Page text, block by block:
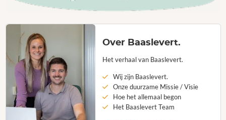
Over Baaslevert.
Het verhaal van Baaslevert.
Wij zijn Baaslevert.
Onze duurzame Missie / Visie
Hoe het allemaal begon
Het Baaslevert Team